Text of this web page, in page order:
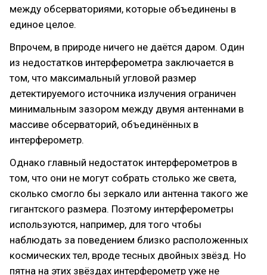
между обсерваториями, которые объединены в
единое целое.
Впрочем, в природе ничего не даётся даром. Один
из недостатков интерферометра заключается в
том, что максимальный угловой размер
детектируемого источника излучения ограничен
минимальным зазором между двумя антеннами в
массиве обсерваторий, объединённых в
интерферометр.
Однако главный недостаток интерферометров в
том, что они не могут собрать столько же света,
сколько смогло бы зеркало или антенна такого же
гигантского размера. Поэтому интерферометры
используются, например, для того чтобы
наблюдать за поведением близко расположенных
космических тел, вроде тесных двойных звёзд. Но
пятна на этих звёздах интерферометр уже не